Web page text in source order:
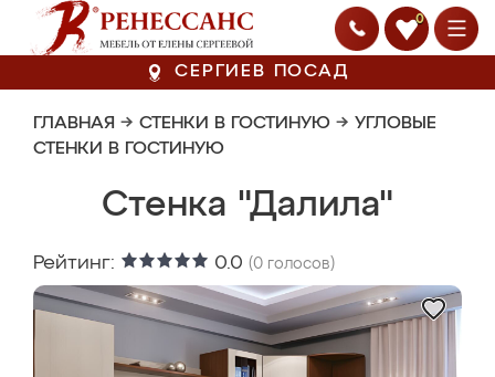
0
СЕРГИЕВ ПОСАД
ГЛАВНАЯ → СТЕНКИ В ГОСТИНУЮ → УГЛОВЫЕ
СТЕНКИ В ГОСТИНУЮ
Стенка "Далила"
Рейтинг: 0.0 (0 голосов)